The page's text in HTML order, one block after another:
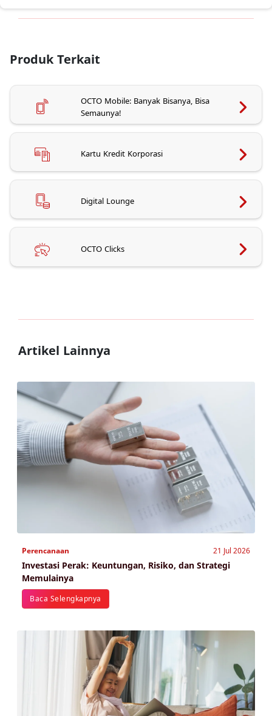
Produk Terkait
OCTO Mobile: Banyak Bisanya, Bisa
Semaunya!
Kartu Kredit Korporasi
Digital Lounge
OCTO Clicks
Artikel Lainnya
Perencanaan 21 Jul 2026
Investasi Perak: Keuntungan, Risiko, dan Strategi
Memulainya
Baca Selengkapnya